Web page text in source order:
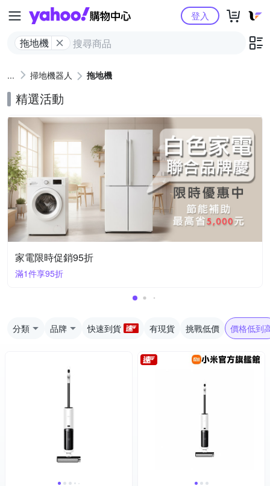
Yahoo購物中心
拖地機
登入
掃地機器人 拖地機
精選活動
家電限時促銷95折
滿1件享95折
分類 品牌 快速到貨 有現貨 挑戰低價 價格低到